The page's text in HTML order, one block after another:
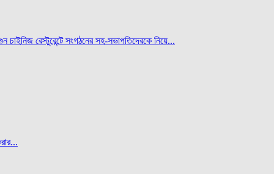
রেস্টুরেন্টে সংগঠনের সহ-সভাপতিদেরকে নিয়ে...